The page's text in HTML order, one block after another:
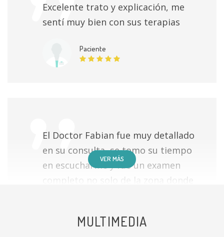
Excelente trato y explicación, me
sentí muy bien con sus terapias
Paciente
El Doctor Fabian fue muy detallado
en su consulta, se tomo su tiempo
en escucharme y fue un examen
completo no solo de la zona donde
VER MÁS
MULTIMEDIA